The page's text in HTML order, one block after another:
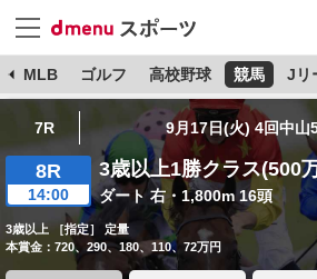
MLB ゴルフ 高校野球 競馬 Jリ
7R 9月17日(火) 4回中山
8R
14:00
3歳以上1勝クラス(500
ダート 右・1,800m 16頭
3歳以上 ［指定］ 定量
本賞金：720、290、180、110、72万円